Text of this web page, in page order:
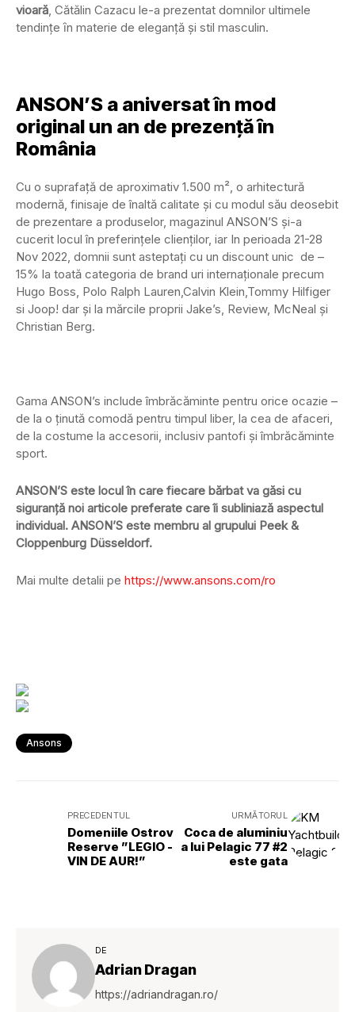
vioară, Cătălin Cazacu le-a prezentat domnilor ultimele
tendinţe ȋn materie de eleganţă şi stil masculin.
ANSON’S a aniversat în mod
original un an de prezență ȋn
România
Cu o suprafață de aproximativ 1.500 m², o arhitectură
modernă, finisaje de înaltă calitate și cu modul său deosebit
de prezentare a produselor, magazinul ANSON’S și-a
cucerit locul în preferinţele clienților, iar In perioada 21-28
Nov 2022, domnii sunt asteptaţi cu un discount unic de –
15% la toată categoria de brand uri internaţionale precum
Hugo Boss, Polo Ralph Lauren,Calvin Klein,Tommy Hilfiger
si Joop! dar şi la mărcile proprii Jake’s, Review, McNeal şi
Christian Berg.
Gama ANSON’s include îmbrăcăminte pentru orice ocazie –
de la o ținută comodă pentru timpul liber, la cea de afaceri,
de la costume la accesorii, inclusiv pantofi și îmbrăcăminte
sport.
ANSON’S este locul în care fiecare bărbat va găsi cu
siguranță noi articole preferate care îi subliniază aspectul
individual. ANSON’S este membru al grupului Peek &
Cloppenburg Düsseldorf.
Mai multe detalii pe https://www.ansons.com/ro
Ansons
PRECEDENTUL
Domeniile Ostrov
Reserve ”LEGIO -
VIN DE AUR!”
URMĂTORUL
Coca de aluminiu
a lui Pelagic 77 #2
este gata
DE
Adrian Dragan
https://adriandragan.ro/